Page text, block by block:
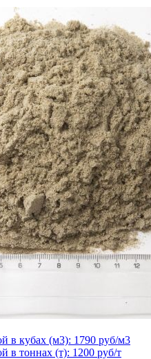
в кубах (м3): 1790 руб/м3
в тоннах (т): 1200 руб/т